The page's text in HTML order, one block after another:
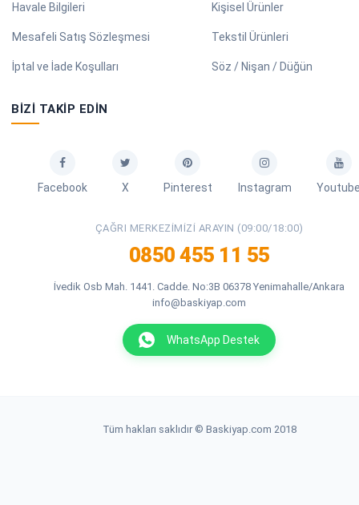
Havale Bilgileri
Mesafeli Satış Sözleşmesi
İptal ve İade Koşulları
Kişisel Ürünler
Tekstil Ürünleri
Söz / Nişan / Düğün
BIZI TAKIP EDIN
Facebook X Pinterest Instagram
ÇAĞRI MERKEZIMIZI ARAYIN (09:00/18:00)
0850 455 11 55
İvedik Osb Mah. 1441. Cadde. No:3B 06378 Yenimahalle/Ankara
info@baskiyap.com
WhatsApp Destek
Tüm hakları saklıdır © Baskiyap.com 2018